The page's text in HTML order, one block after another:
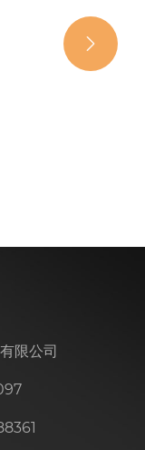

限公司